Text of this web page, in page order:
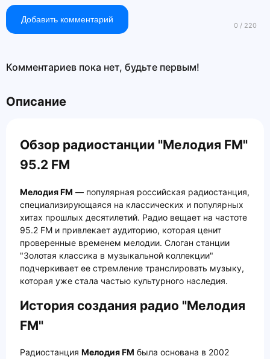
Добавить комментарий
Комментариев пока нет, будьте первым!
Описание
Обзор радиостанции "Мелодия FM"
95.2 FM
Мелодия FM — популярная российская радиостанция,
специализирующаяся на классических и популярных
хитах прошлых десятилетий. Радио вещает на частоте
95.2 FM и привлекает аудиторию, которая ценит
проверенные временем мелодии. Слоган станции
"Золотая классика в музыкальной коллекции"
подчеркивает ее стремление транслировать музыку,
которая уже стала частью культурного наследия.
История создания радио "Мелодия
FM"
Радиостанция Мелодия FM была основана в 2002